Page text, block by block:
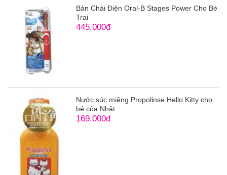
Bàn Chải Điện Oral-B Stages Power Cho Bé
Trai
445.000đ
Nước súc miệng Propolinse Hello Kitty cho
bé của Nhật
169.000đ